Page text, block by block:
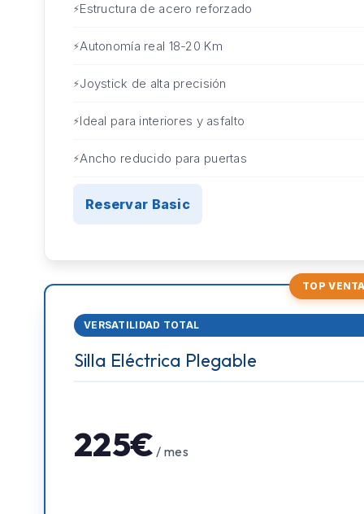
Estructura de acero reforzado
Autonomía real 18-20 Km
Joystick de alta precisión
Ideal para interiores y asfalto
Ancho reducido para puertas
Reservar Basic
TOP
VERSATILIDAD TOTAL
Silla Eléctrica Plegable
225€ / mes